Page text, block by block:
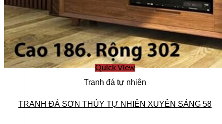
Năng lực của chúng tôi
Quick View
Tranh đá tự nhiên
TRANH ĐÁ SƠN THỦY TỰ NHIÊN XUYÊN SÁNG 58